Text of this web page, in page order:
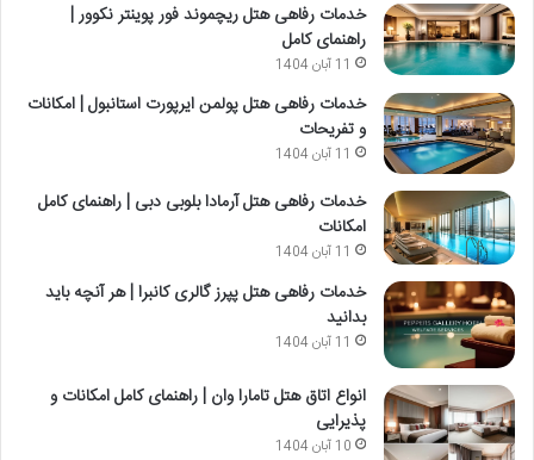
خدمات رفاهی هتل ریچموند فور پوینتر نکوور |
راهنمای کامل
11 آبان 1404
خدمات رفاهی هتل پولمن ایرپورت استانبول | امکانات
و تفریحات
11 آبان 1404
خدمات رفاهی هتل آرمادا بلوبی دبی | راهنمای کامل
امکانات
11 آبان 1404
خدمات رفاهی هتل پپرز گالری کانبرا | هر آنچه باید
بدانید
11 آبان 1404
انواع اتاق هتل تامارا وان | راهنمای کامل امکانات و
پذیرایی
10 آبان 1404